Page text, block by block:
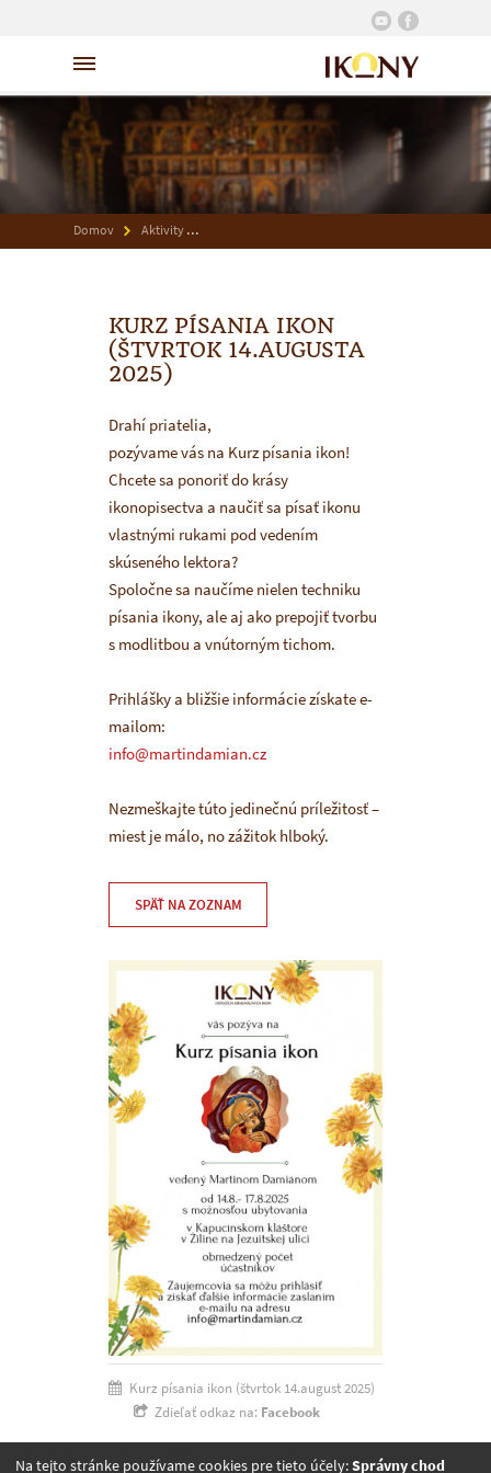
Domov Aktivity
KURZ PÍSANIA IKON
(ŠTVRTOK 14.AUGUSTA
2025)
Drahí priatelia,
pozývame vás na Kurz písania ikon!
Chcete sa ponoriť do krásy
ikonopisectva a naučiť sa písať ikonu
vlastnými rukami pod vedením
skúseného lektora?
Spoločne sa naučíme nielen techniku
písania ikony, ale aj ako prepojiť tvorbu
s modlitbou a vnútorným tichom.
Prihlášky a bližšie informácie získate e-
mailom:
info@martindamian.cz
Nezmeškajte túto jedinečnú príležitosť –
miest je málo, no zážitok hlboký.
SPÄŤ NA ZOZNAM
Kurz písania ikon (štvrtok 14.august 2025)
Zdieľať odkaz na: Facebook
Na tejto stránke používame cookies pre tieto účely:Správny chod